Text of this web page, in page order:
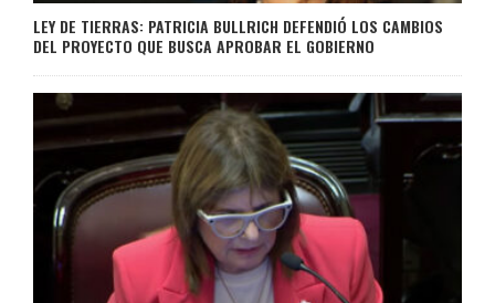
LEY DE TIERRAS: PATRICIA BULLRICH DEFENDIÓ LOS CAMBIOS
DEL PROYECTO QUE BUSCA APROBAR EL GOBIERNO